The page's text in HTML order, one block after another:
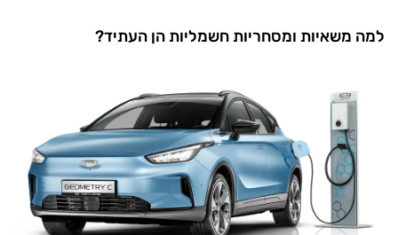
למה משאיות ומסחריות חשמליות הן העתיד?